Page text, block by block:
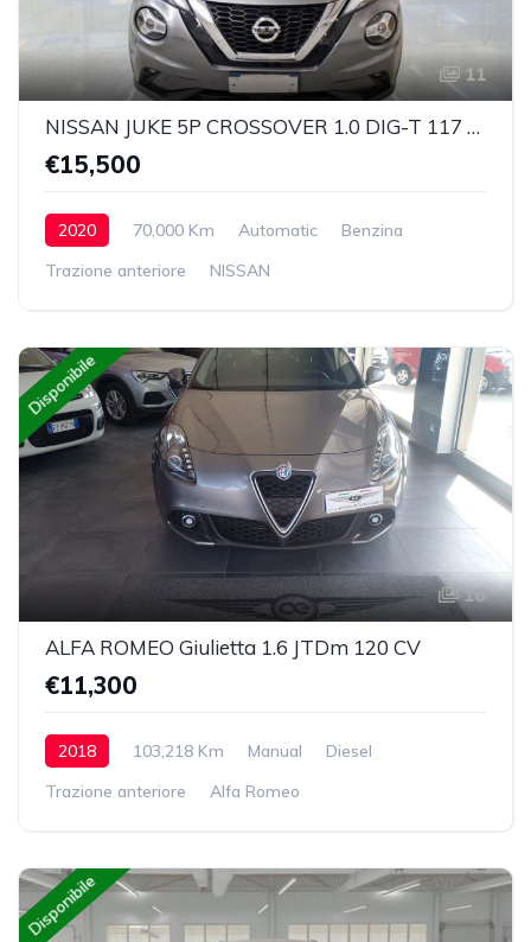
11
NISSAN JUKE 5P CROSSOVER 1.0 DIG-T 117 N-CONNECTA DCT
€15,500
2020 70,000 Km Automatic
Benzina
Trazione anteriore
NISSAN
Disponibile
16
ALFA ROMEO Giulietta 1.6 JTDm 120 CV
€11,300
2018 103,218 Km Manual
Diesel
Trazione anteriore
Alfa Romeo
Disponibile